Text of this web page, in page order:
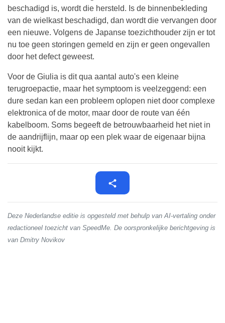
beschadigd is, wordt die hersteld. Is de binnenbekleding
van de wielkast beschadigd, dan wordt die vervangen door
een nieuwe. Volgens de Japanse toezichthouder zijn er tot
nu toe geen storingen gemeld en zijn er geen ongevallen
door het defect geweest.
Voor de Giulia is dit qua aantal auto's een kleine
terugroepactie, maar het symptoom is veelzeggend: een
dure sedan kan een probleem oplopen niet door complexe
elektronica of de motor, maar door de route van één
kabelboom. Soms begeeft de betrouwbaarheid het niet in
de aandrijflijn, maar op een plek waar de eigenaar bijna
nooit kijkt.
Deze Nederlandse editie is opgesteld met behulp van AI-vertaling onder
redactioneel toezicht van SpeedMe. De oorspronkelijke berichtgeving is
van Dmitry Novikov